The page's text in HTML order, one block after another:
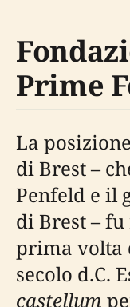
Prime
La
di Brest –
Penfeld e il
di Brest –
prima volta
secolo d.C.
castellum